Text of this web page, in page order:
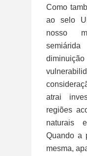
Como
ao selo
nosso
atrai
regiões
naturais
Quando a
mesma,